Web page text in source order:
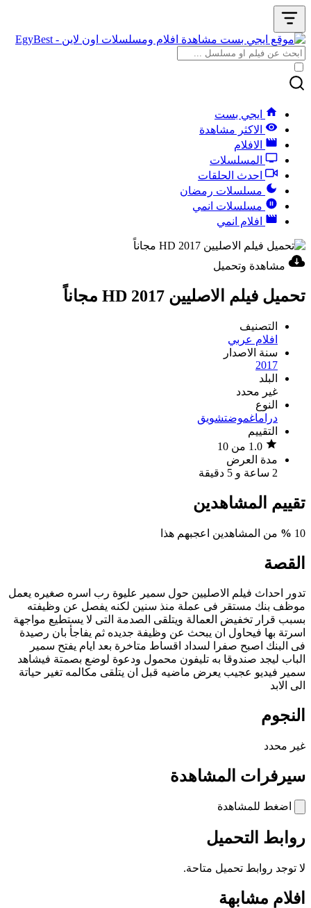
ايجي بست
الاكثر مشاهدة
الافلام
المسلسلات
احدث الحلقات
مسلسلات رمضان
مسلسلات انمي
افلام انمي
مشاهدة وتحميل
تحميل فيلم الاصليين 2017 HD مجاناً
التصنيف
افلام عربي
سنة الاصدار
2017
البلد
غير محدد
النوع
دراماغموضتشويق
التقييم
مدة العرض
2 ساعة و 5 دقيقة
تقييم المشاهدين
10
% من المشاهدين اعجبهم هذا
القصة
تدور احداث فيلم الاصليين حول سمير عليوة رب اسره صغيره يعمل
موظف بنك مستقر فى عملة منذ سنين لكنه يفصل عن وظيفته
بسبب قرار تخفيض العمالة ويتلقى الصدمة التى لا يستطيع مواجهة
اسرتة بها فيحاول ان يبحث عن وظيفة جديده ثم يفاجأ بان رصيدة
فى البنك اصبح صفرا لسداد اقساط متاخرة بعد ايام يفتح سمير
الباب ليجد صندوقا به تليفون محمول ودعوة لوضع بصمتة فيشاهد
سمير فيديو عجيب يعرض ماضيه قبل ان يتلقى مكالمه تغير حياتة
الى الابد
النجوم
غير محدد
سيرفرات المشاهدة
اضغط للمشاهدة
روابط التحميل
لا توجد روابط تحميل متاحة.
افلام مشابهة